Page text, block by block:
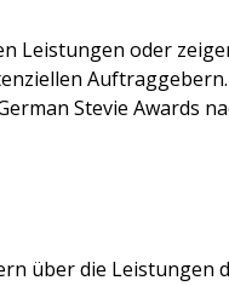
Leistungen oder
Auftraggebern.
Stevie Awards
über die Leistungen